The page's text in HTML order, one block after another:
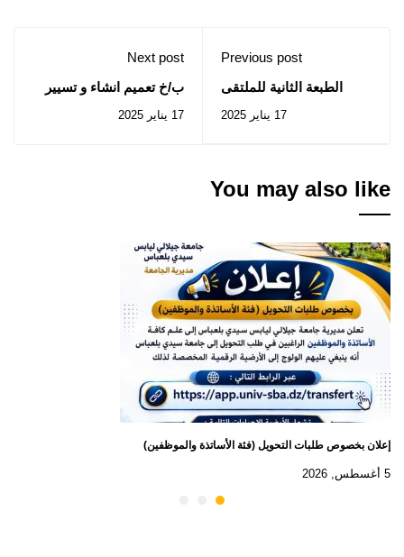
Previous post
الطبعة الثانية للملتقى
العلمية التكنولوجيا
17 يناير 2025
Next post
ب/خ تعميم انشاء و تسيير
في المؤسسات الجامعية
17 يناير 2025
You may also like
إعلان بخصوص طلبات التحويل (فئة الأساتذة والموظفين)
5 أغسطس, 2026